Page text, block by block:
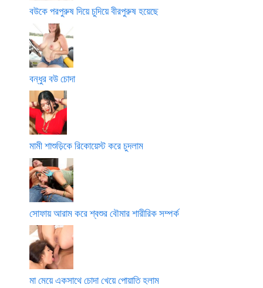
বউকে পরপুরুষ দিয়ে চুদিয়ে বীরপুরুষ হয়েছে
বন্ধুর বউ চোদা
মামী শাশুড়িকে রিকোয়েস্ট করে চুদলাম
সোফায় আরাম করে শ্বশুর বৌমার শারীরিক সম্পর্ক
মা মেয়ে একসাথে চোদা খেয়ে পোয়াতি হলাম